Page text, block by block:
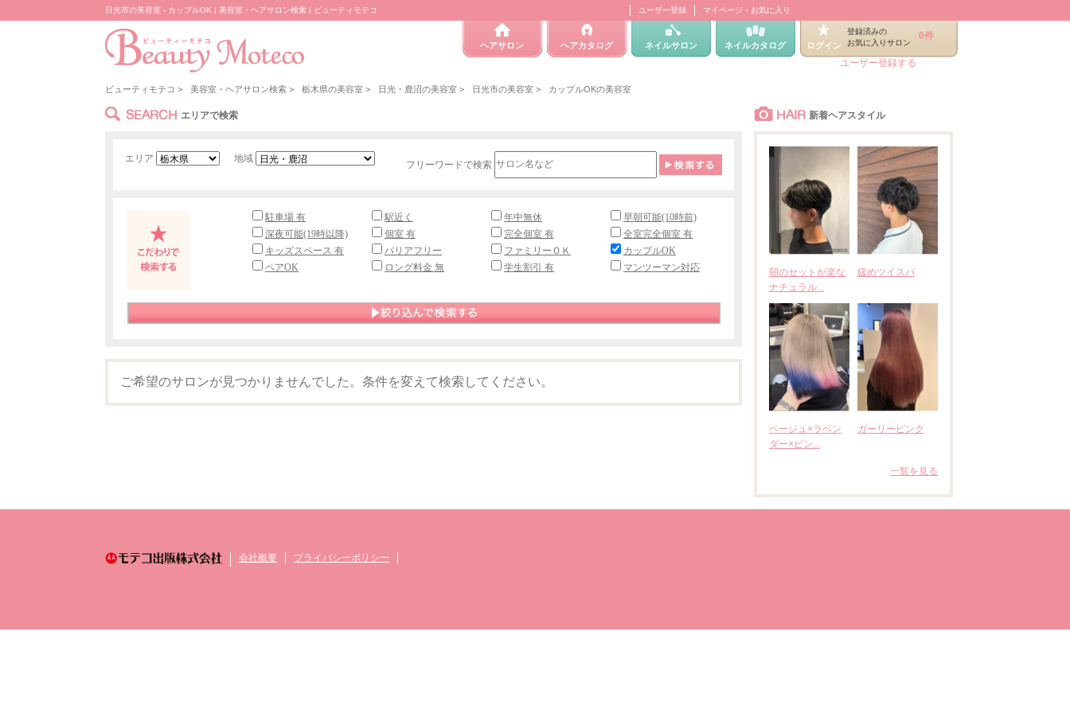
日光市の美容室 - カップルOK | 美容室・ヘアサロン検索 | ビューティモテコ ユーザー登録 マイページ・お気に入り
ヘアサロン ヘアカタログ ネイルサロン ネイルカタログ ログイン
登録済みの
お気に入りサロン
0件
ユーザー登録する
ビューティモテコ > 美容室・ヘアサロン検索 > 栃木県の美容室 > 日光・鹿沼の美容室 > 日光市の美容室 > カップルOKの美容室
SEARCH エリアで検索
エリア 地域
フリーワードで検索
駐車場 有 駅近く 年中無休
早朝可能(10時前)
深夜可能(19時以降)
個室 有 完全個室 有
全室完全個室 有
キッズスペース 有
バリアフリー ファミリーＯＫ
カップルOK
ペアOK
ロング料金 無 学生割引 有 マンツーマン対応
ご希望のサロンが見つかりませんでした。条件を変えて検索してください。
HAIR 新着ヘアスタイル
朝のセットが楽な
ナチュラル...
緩めツイスパ
ベージュ×ラベン
ダー×ピン...
ガーリーピンク
一覧を見る
会社概要 プライバシーポリシー